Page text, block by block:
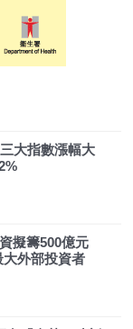
大指數漲幅大
擬籌500億元
外部投資者